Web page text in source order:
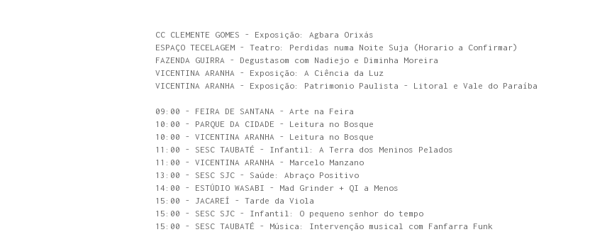
CC CLEMENTE GOMES - Exposição: Agbara Orixás
ESPAÇO TECELAGEM - Teatro: Perdidas numa Noite Suja (Horario a Confirmar)
FAZENDA GUIRRA - Degustasom com Nadiejo e Diminha Moreira
VICENTINA ARANHA - Exposição: A Ciência da Luz
VICENTINA ARANHA - Exposição: Patrimonio Paulista - Litoral e Vale do Paraíba
09:00 - FEIRA DE SANTANA - Arte na Feira
10:00 - PARQUE DA CIDADE - Leitura no Bosque
10:00 - VICENTINA ARANHA - Leitura no Bosque
11:00 - SESC TAUBATÉ - Infantil: A Terra dos Meninos Pelados
11:00 - VICENTINA ARANHA - Marcelo Manzano
13:00 - SESC SJC - Saúde: Abraço Positivo
14:00 - ESTÚDIO WASABI - Mad Grinder + QI a Menos
15:00 - JACAREÍ - Tarde da Viola
15:00 - SESC SJC - Infantil: O pequeno senhor do tempo
15:00 - SESC TAUBATÉ - Música: Intervenção musical com Fanfarra Funk